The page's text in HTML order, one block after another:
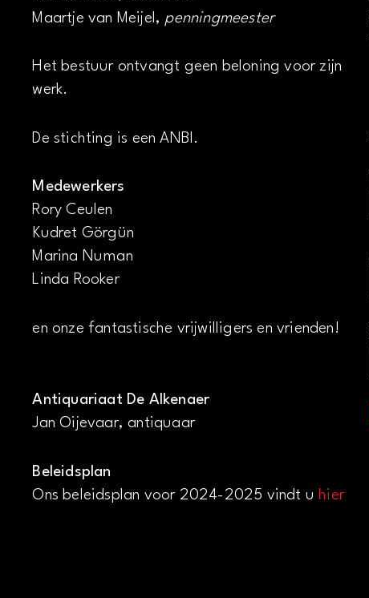
Maartje van Meijel, penningmeester
Het bestuur ontvangt geen beloning voor zijn
werk.
De stichting is een ANBI.
Medewerkers
Rory Ceulen
Kudret Görgün
Marina Numan
Linda Rooker
en onze fantastische vrijwilligers en vrienden!
Antiquariaat De Alkenaer
Jan Oijevaar, antiquaar
Beleidsplan
Ons beleidsplan voor 2024-2025 vindt u hier